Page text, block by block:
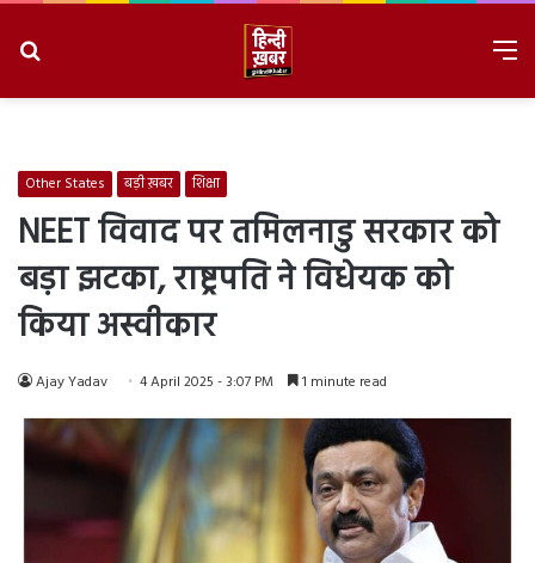
Other States बड़ी ख़बर शिक्षा
NEET विवाद पर तमिलनाडु सरकार को
बड़ा झटका, राष्ट्रपति ने विधेयक को
किया अस्वीकार
Ajay Yadav 4 April 2025 - 3:07 PM 1 minute read